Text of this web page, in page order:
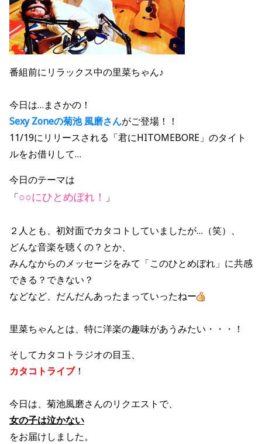
番組前にリラックス中の里菜ちゃん♪
今日は…まさかの！
Sexy Zoneの菊池 風磨さんがご登場！！
11/19にリリースされる「君にHITOMEBORE」のタイト
ルをお借りして…
今日のテーマは
「○○にひとめぼれ！ 」
２人とも、初対面でカタコトしていましたが…（笑）、
どんな音楽を聴くの？とか、
みんなからのメッセージをみて「このひとめぼれ」に共感
できる？できない？
などなど、だんだんあったまっていったねー
里菜ちゃんとは、特に洋楽の趣味があうみたい・・・！
そしてカタコトラジオの目玉、
カタコトライブ！
今日は、菊池風磨さんのリクエストで、
女の子は泣かない
をお届けしました。